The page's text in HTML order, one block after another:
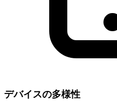
デバイスの多様性